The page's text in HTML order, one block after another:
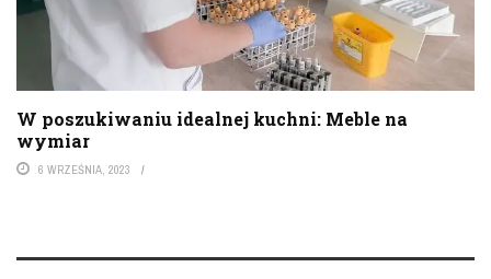
W poszukiwaniu idealnej kuchni: Meble na
wymiar
6 WRZEŚNIA, 2023